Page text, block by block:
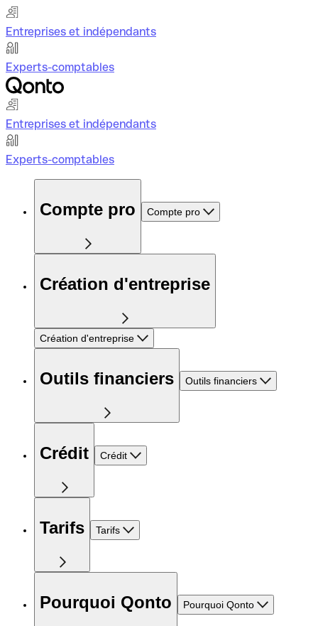
Entreprises et indépendants
Experts-comptables
Entreprises et indépendants
Experts-comptables
Compte pro Compte pro
Création d'entreprise
Création d'entreprise
Outils financiers Outils financiers
Crédit Crédit
Tarifs Tarifs
Pourquoi Qonto Pourquoi Qonto